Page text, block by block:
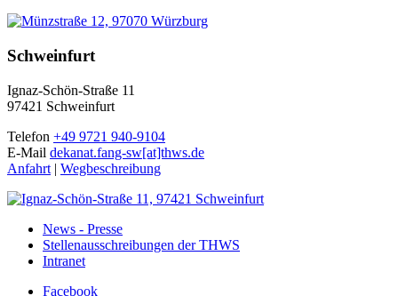
Schweinfurt
Ignaz-Schön-Straße 11
97421 Schweinfurt
Telefon +49 9721 940-9104
E-Mail dekanat.fang-sw[at]thws.de
Anfahrt | Wegbeschreibung
News - Presse
Stellenausschreibungen der THWS
Intranet
Facebook